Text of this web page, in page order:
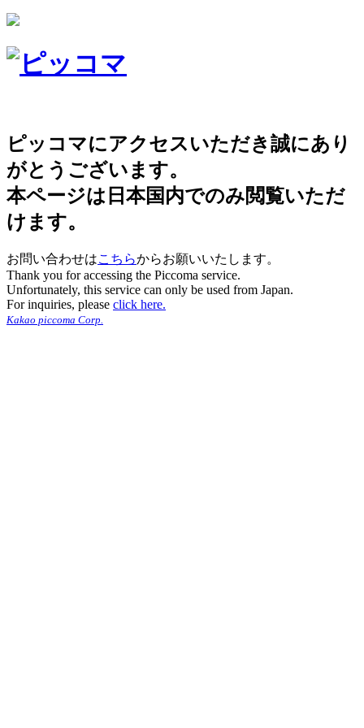
ピッコマにアクセスいただき誠にあり
がとうございます。
本ページは日本国内でのみ閲覧いただ
けます。
お問い合わせはこちらからお願いいたします。
Thank you for accessing the Piccoma service.
Unfortunately, this service can only be used from Japan.
For inquiries, please click here.
Kakao piccoma Corp.